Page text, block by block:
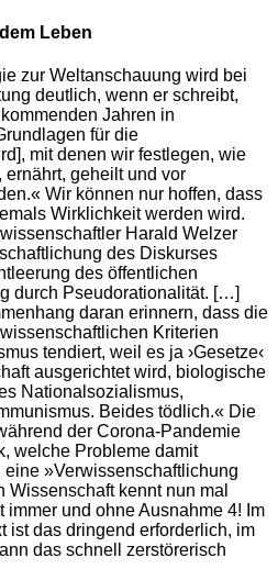
Leben
zur Weltanschauung wird bei
deutlich, wenn er schreibt,
Jahren in
für die
mit denen wir festlegen, wie
ernährt, geheilt und vor
Wir können nur hoffen, dass
Wirklichkeit werden wird.
Harald Welzer
des Diskurses
des öffentlichen
durch Pseudorationalität. […]
daran erinnern, dass die
Kriterien
tendiert, weil es ja ›Gesetze‹
ausgerichtet wird, biologische
Nationalsozialismus,
Beides tödlich.« Die
der Corona-Pandemie
welche Probleme damit
»Verwissenschaftlichung
kennt nun mal
immer und ohne Ausnahme 4! Im
ist das dringend erforderlich, im
das schnell zerstörerisch